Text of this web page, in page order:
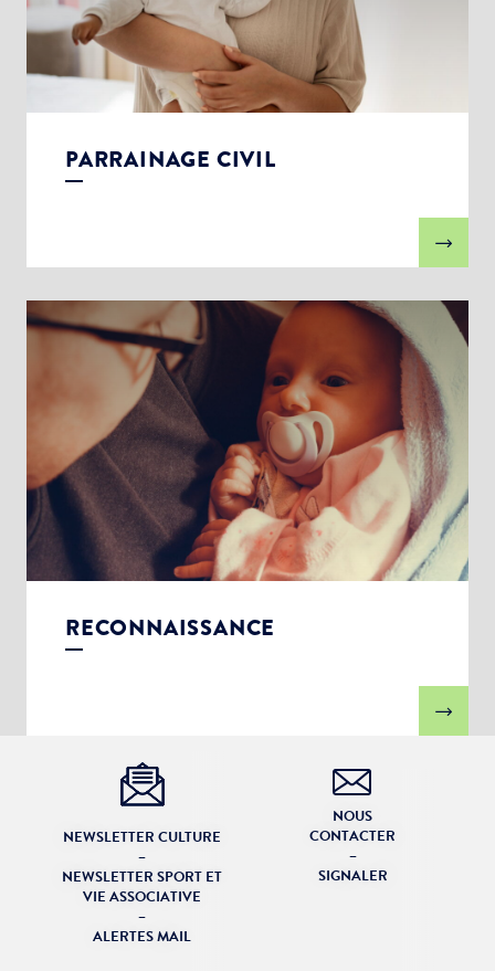
PARRAINAGE CIVIL
RECONNAISSANCE
NEWSLETTER CULTURE
–
NEWSLETTER SPORT ET
VIE ASSOCIATIVE
–
ALERTES MAIL
NOUS
CONTACTER
–
SIGNALER
Newsletter Sport et Vie associative